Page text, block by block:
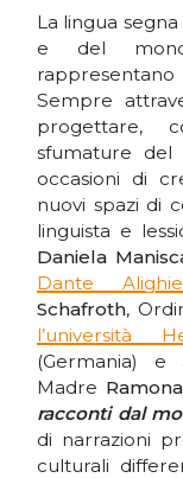
La lingua
e del
Sempre
progettare,
sfumature del
occasioni di
nuovi spazi di
linguista e
Daniela
Dante
Schafroth,
l’università
(Germania) e
Madre
racconti dal
di narrazioni
culturali